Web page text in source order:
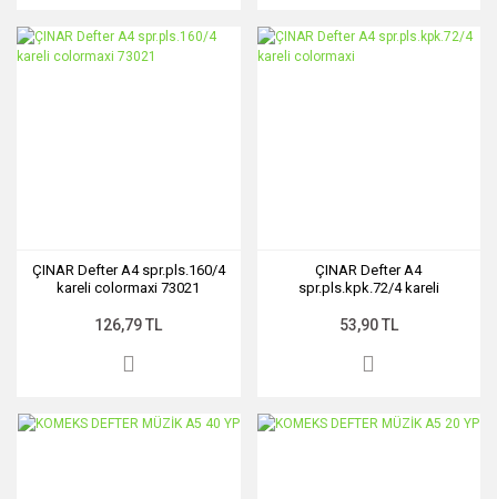
ÇINAR Defter A4 spr.pls.160/4
kareli colormaxi 73021
126,79 TL
ÇINAR Defter A4
spr.pls.kpk.72/4 kareli
53,90 TL